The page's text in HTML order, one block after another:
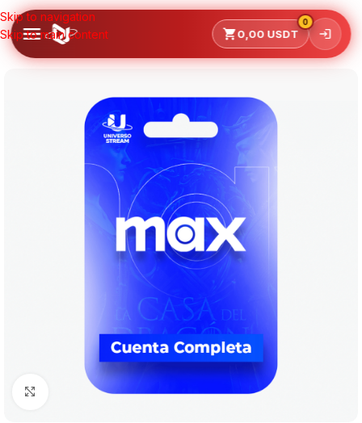
0,00 USDT
0
Skip to navigation
Skip to main content
Clic para ampliar